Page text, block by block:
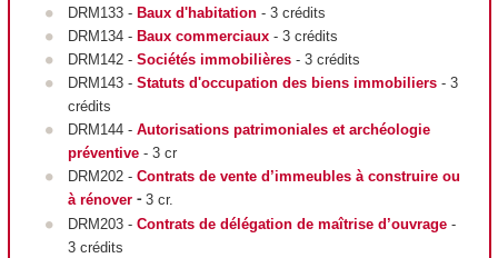
DRM133 - Baux d'habitation- 3 crédits
DRM134 - Baux commerciaux- 3 crédits
DRM142 - Sociétés immobilières - 3 crédits
DRM143 - Statuts d'occupation des biens immobiliers- 3
crédits
DRM144 - Autorisations patrimoniales et archéologie
préventive - 3 cr
DRM202 - Contrats de vente d’immeubles à construire ou
à rénover - 3 cr.
DRM203 - Contrats de délégation de maîtrise d’ouvrage-
3 crédits